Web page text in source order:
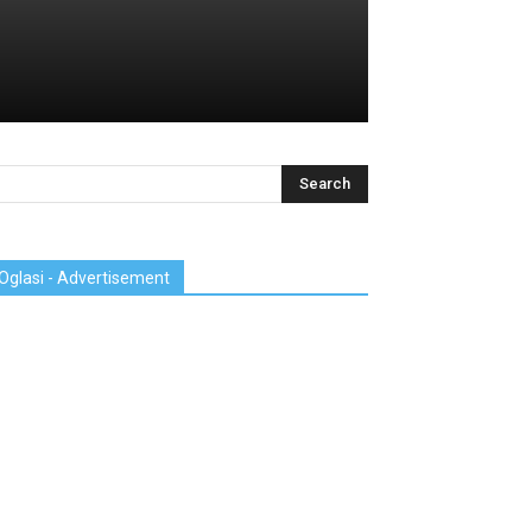
- Advertisement